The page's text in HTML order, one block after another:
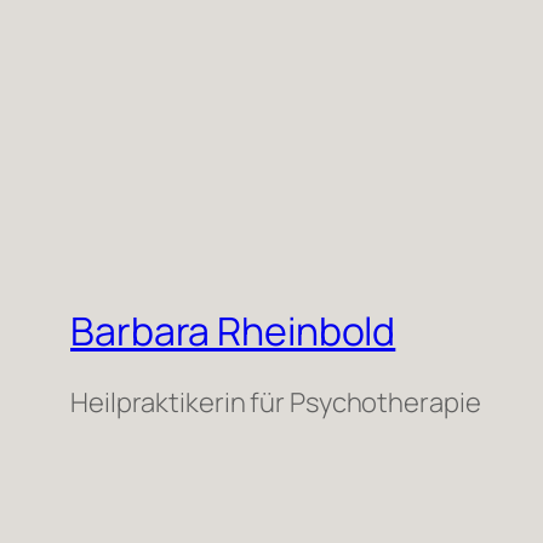
Barbara Rheinbold
Heilpraktikerin für Psychotherapie